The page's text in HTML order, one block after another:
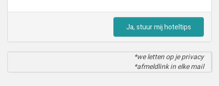
Ja, stuur mij hoteltips
*we letten op je privacy
*afmeldlink in elke mail